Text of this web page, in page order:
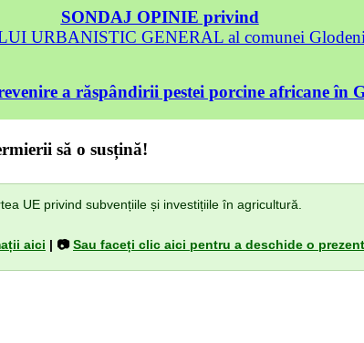
SONDAJ OPINIE privind
URBANISTIC GENERAL al comunei
a răspândirii pestei porcine africane în
să o susțină!
UE privind subvențiile și investițiile în agricultură.
aici | 📷Sau faceți clic aici pentru a deschide o